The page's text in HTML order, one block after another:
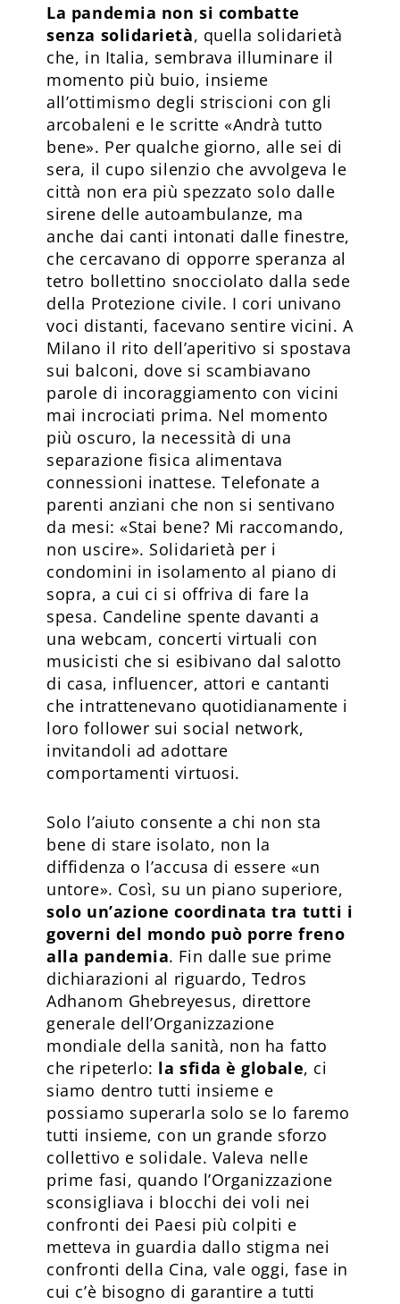
La pandemia non si combatte
senza solidarietà, quella solidarietà
che, in Italia, sembrava illuminare il
momento più buio, insieme
all’ottimismo degli striscioni con gli
arcobaleni e le scritte «Andrà tutto
bene». Per qualche giorno, alle sei di
sera, il cupo silenzio che avvolgeva le
città non era più spezzato solo dalle
sirene delle autoambulanze, ma
anche dai canti intonati dalle finestre,
che cercavano di opporre speranza al
tetro bollettino snocciolato dalla sede
della Protezione civile. I cori univano
voci distanti, facevano sentire vicini. A
Milano il rito dell’aperitivo si spostava
sui balconi, dove si scambiavano
parole di incoraggiamento con vicini
mai incrociati prima. Nel momento
più oscuro, la necessità di una
separazione fisica alimentava
connessioni inattese. Telefonate a
parenti anziani che non si sentivano
da mesi: «Stai bene? Mi raccomando,
non uscire». Solidarietà per i
condomini in isolamento al piano di
sopra, a cui ci si offriva di fare la
spesa. Candeline spente davanti a
una webcam, concerti virtuali con
musicisti che si esibivano dal salotto
di casa, influencer, attori e cantanti
che intrattenevano quotidianamente i
loro follower sui social network,
invitandoli ad adottare
comportamenti virtuosi.
Solo l’aiuto consente a chi non sta
bene di stare isolato, non la
diffidenza o l’accusa di essere «un
untore». Così, su un piano superiore,
solo un’azione coordinata tra tutti i
governi del mondo può porre freno
alla pandemia. Fin dalle sue prime
dichiarazioni al riguardo, Tedros
Adhanom Ghebreyesus, direttore
generale dell’Organizzazione
mondiale della sanità, non ha fatto
che ripeterlo: la sfida è globale, ci
siamo dentro tutti insieme e
possiamo superarla solo se lo faremo
tutti insieme, con un grande sforzo
collettivo e solidale. Valeva nelle
prime fasi, quando l’Organizzazione
sconsigliava i blocchi dei voli nei
confronti dei Paesi più colpiti e
metteva in guardia dallo stigma nei
confronti della Cina, vale oggi, fase in
cui c’è bisogno di garantire a tutti